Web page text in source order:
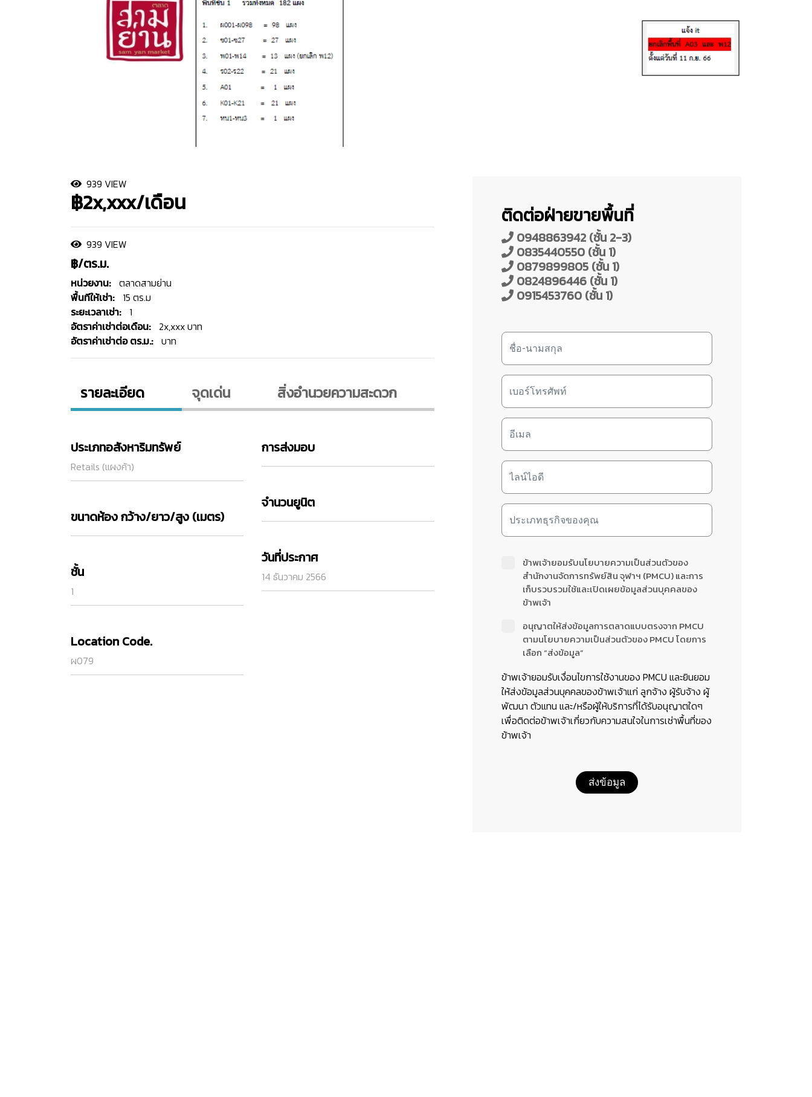
939 VIEW
฿2x,xxx/เดือน
939 VIEW
฿/ตร.ม.
หน่วยงาน: ตลาดสามย่าน
พื้นทีให้เช่า:
15 ตร.ม
ระยะเวลาเช่า:
1
อัตราค่าเช่าต่อเดือน:
2x,xxx บาท
อัตราค่าเช่าต่อ ตร.ม.: บาท
รายละเอียด จุดเด่น สิ่งอํานวยความสะดวก
ประเภทอสังหาริมทรัพย์
Retails (แผงค้า)
ขนาดห้อง กว้าง/ยาว/สูง (เมตร)
ชั้น
1
Location Code.
ผ079
การส่งมอบ
จำนวนยูนิต
วันที่ประกาศ
14 ธันวาคม 2566
ติดต่อฝ่ายขายพื้นที่
0948863942 (ชั้น 2-3)
0835440550 (ชั้น 1)
0879899805 (ชั้น 1)
0824896446 (ชั้น 1)
0915453760 (ชั้น 1)
ข้าพเจ้ายอมรับนโยบายความเป็นส่วนตัวของ
สำนักงานจัดการทรัพย์สิน จุฬาฯ (PMCU) และการ
เก็บรวบรวมใช้และเปิดเผยข้อมูลส่วนบุคคลของ
ข้าพเจ้า
อนุญาตให้ส่งข้อมูลการตลาดแบบตรงจาก PMCU
ตามนโยบายความเป็นส่วนตัวของ PMCU โดยการ
เลือก “ส่งข้อมูล”
ข้าพเจ้ายอมรับเงื่อนไขการใช้งานของ PMCU และยินยอม
ให้ส่งข้อมูลส่วนบุคคลของข้าพเจ้าแก่ ลูกจ้าง ผู้รับจ้าง ผู้
พัฒนา ตัวแทน และ/หรือผู้ให้บริการที่ได้รับอนุญาตใดๆ
เพื่อติดต่อข้าพเจ้าเกี่ยวกับความสนใจในการเช่าพื้นที่ของ
ข้าพเจ้า
ส่งข้อมูล